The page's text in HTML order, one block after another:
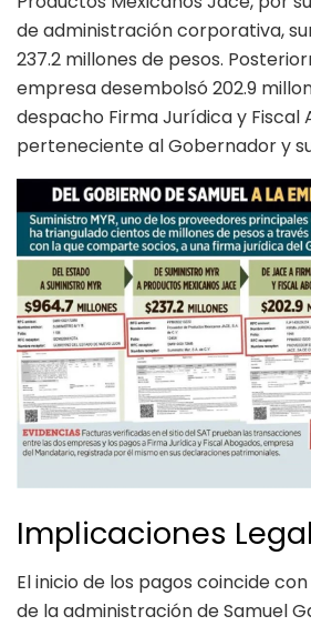
de administración corporativa,
237.2 millones de pesos.
empresa desembolsó 202.9
despacho Firma Jurídica y Fiscal
perteneciente al Gobernador y
Implicaciones
El inicio de los pagos coincide
de la administración de Samuel